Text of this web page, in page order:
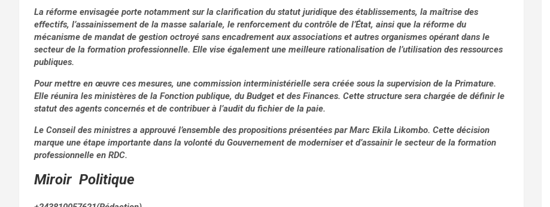
La réforme envisagée porte notamment sur la clarification du statut juridique des établissements, la maîtrise des
effectifs, l’assainissement de la masse salariale, le renforcement du contrôle de l’État, ainsi que la réforme du
mécanisme de mandat de gestion octroyé sans encadrement aux associations et autres organismes opérant dans le
secteur de la formation professionnelle. Elle vise également une meilleure rationalisation de l’utilisation des ressources
publiques.
Pour mettre en œuvre ces mesures, une commission interministérielle sera créée sous la supervision de la Primature.
Elle réunira les ministères de la Fonction publique, du Budget et des Finances. Cette structure sera chargée de définir le
statut des agents concernés et de contribuer à l’audit du fichier de la paie.
Le Conseil des ministres a approuvé l’ensemble des propositions présentées par Marc Ekila Likombo. Cette décision
marque une étape importante dans la volonté du Gouvernement de moderniser et d’assainir le secteur de la formation
professionnelle en RDC.
Miroir Politique